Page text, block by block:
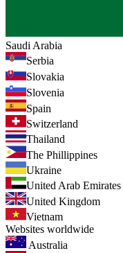
Saudi Arabia
Serbia
Slovakia
Slovenia
Spain
Switzerland
Thailand
The Phillippines
Ukraine
United Arab Emirates
United Kingdom
Vietnam
Websites worldwide
Australia